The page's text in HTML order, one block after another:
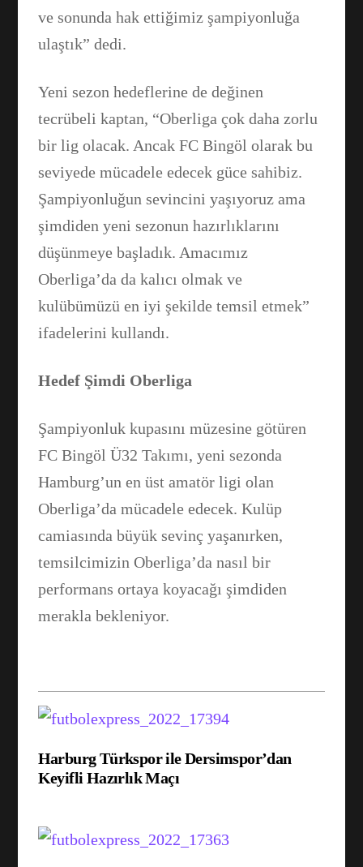
ve sonunda hak ettiğimiz şampiyonluğa
ulaştık” dedi.
Yeni sezon hedeflerine de değinen
tecrübeli kaptan, “Oberliga çok daha zorlu
bir lig olacak. Ancak FC Bingöl olarak bu
seviyede mücadele edecek güce sahibiz.
Şampiyonluğun sevincini yaşıyoruz ama
şimdiden yeni sezonun hazırlıklarını
düşünmeye başladık. Amacımız
Oberliga’da da kalıcı olmak ve
kulübümüzü en iyi şekilde temsil etmek”
ifadelerini kullandı.
Hedef Şimdi Oberliga
Şampiyonluk kupasını müzesine götüren
FC Bingöl Ü32 Takımı, yeni sezonda
Hamburg’un en üst amatör ligi olan
Oberliga’da mücadele edecek. Kulüp
camiasında büyük sevinç yaşanırken,
temsilcimizin Oberliga’da nasıl bir
performans ortaya koyacağı şimdiden
merakla bekleniyor.
Harburg Türkspor ile Dersimspor’dan
Keyifli Hazırlık Maçı